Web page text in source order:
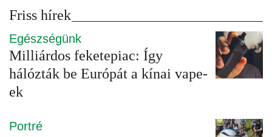
Friss hírek
Egészségünk
Milliárdos feketepiac: Így
hálózták be Európát a kínai vape-
ek
Portré